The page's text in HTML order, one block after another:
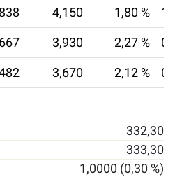
4,150 1,80 %
3,930 2,27 %
3,670 2,12 %
332,30
333,30
1,0000 (0,30 %)